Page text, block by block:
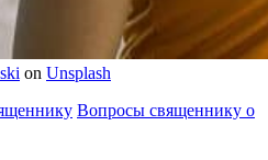
on Unsplash
Вопросы священнику о